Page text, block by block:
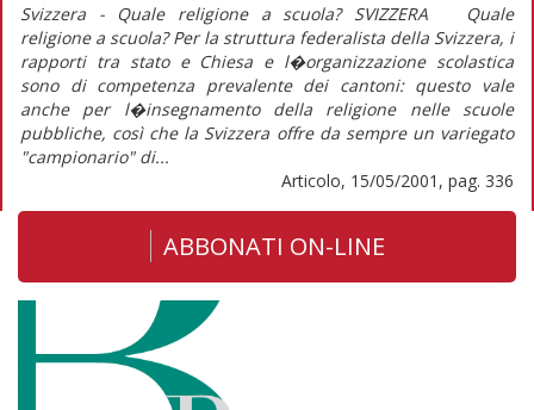
Svizzera - Quale religione a scuola? SVIZZERA Quale
religione a scuola? Per la struttura federalista della Svizzera, i
rapporti tra stato e Chiesa e l�organizzazione scolastica
sono di competenza prevalente dei cantoni: questo vale
anche per l�insegnamento della religione nelle scuole
pubbliche, così che la Svizzera offre da sempre un variegato
"campionario" di...
Articolo, 15/05/2001, pag. 336
ABBONATI ON-LINE